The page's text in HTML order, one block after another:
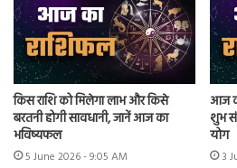
किस राशि को मिलेगा लाभ और किसे
बरतनी होगी सावधानी, जानें आज का
भविष्यफल
5 June 2026 - 9:05 AM
आज
शुभ
योग
3